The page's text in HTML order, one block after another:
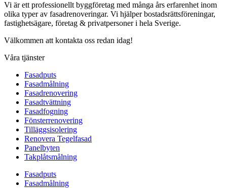
Vi är ett professionellt byggföretag med många års erfarenhet inom
olika typer av fasadrenoveringar. Vi hjälper bostadsrättsföreningar,
fastighetsägare, företag & privatpersoner i hela Sverige.
Välkommen att kontakta oss redan idag!
Våra tjänster
Fasadputs
Fasadmålning
Fasadrenovering
Fasadtvättning
Fasadfogning
Fönsterrenovering
Tilläggsisolering
Renovera Tegelfasad
Panelbyten
Takplåtsmålning
Fasadputs
Fasadmålning